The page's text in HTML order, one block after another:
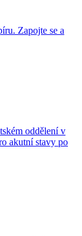
Zapojte se a
oddělení v
akutní stavy po